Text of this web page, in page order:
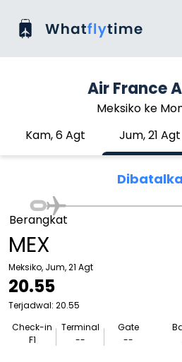
Air France
Meksiko ke
Kam, 6 Agt
Jum, 21 Agt
MEX
Meksiko, Jum, 21 Agt
20.55
Terjadwal: 20.55
Check-in
F1
Terminal
--
Gate
--
Berangkat